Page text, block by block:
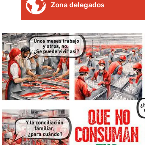
Zona delegados